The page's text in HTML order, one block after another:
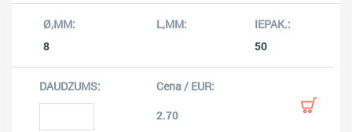
8 50
2.70